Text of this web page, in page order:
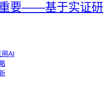
AI
要——基于实证研